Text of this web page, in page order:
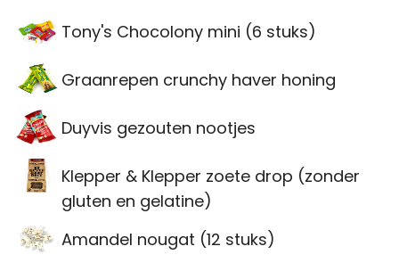
Tony's Chocolony mini (6 stuks)
Graanrepen crunchy haver honing
Duyvis gezouten nootjes
Klepper & Klepper zoete drop (zonder
gluten en gelatine)
Amandel nougat (12 stuks)